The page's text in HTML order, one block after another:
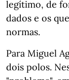
legítimo, de
dados e os
normas.
Para Miguel
dois polos.